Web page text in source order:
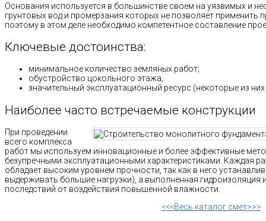
Основания используется в большинстве своем на уязвимых и
грунтовых вод и промерзания которых не позволяет применить
поэтому в этом деле необходимо компетентное составление
Ключевые достоинства:
минимальное количество земляных работ;
обустройство цокольного этажа;
значительный эксплуатационный ресурс (некоторые из
Наиболее часто встречаемые конструкции
При проведении
всего комплекса
работ мы используем инновационные и более эффективные
безупречными эксплуатационными характеристиками. Каждая
обладает высоким уровнем прочности, так как в него
выдерживать большие нагрузки), а выполненная гидроизоляция
последствий от воздействия повышенной влажности.
<<<Весь каталог смет>>>